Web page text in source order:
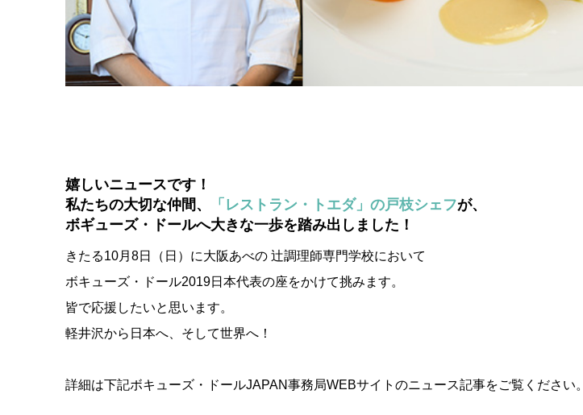
嬉しいニュースです！
私たちの大切な仲間、
「レストラン・トエダ」の戸枝シェフが、
ボギューズ・ドールへ大きな一歩を踏み出しました！
きたる10月8日（日）に大阪あべの 辻調理師専門学校において
ボキューズ・ドール2019日本代表の座をかけて挑みます。
皆で応援したいと思います。
軽井沢から日本へ、そして世界へ！
詳細は下記ボキューズ・ドールJAPAN事務局WEBサイトのニュース記事をご覧ください。